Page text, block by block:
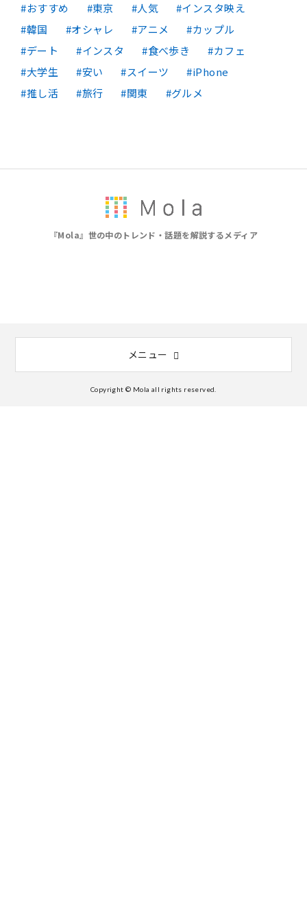
おすすめ 東京 人気
インスタ映え
韓国
オシャレ アニメ
カップル
デート
インスタ 食べ歩き
カフェ
大学生
安い スイーツ
iPhone
推し活
旅行 関東 グルメ
『Mola』世の中のトレンド・話題を解説するメディア
メニュー
Copyright © Mola all rights reserved.